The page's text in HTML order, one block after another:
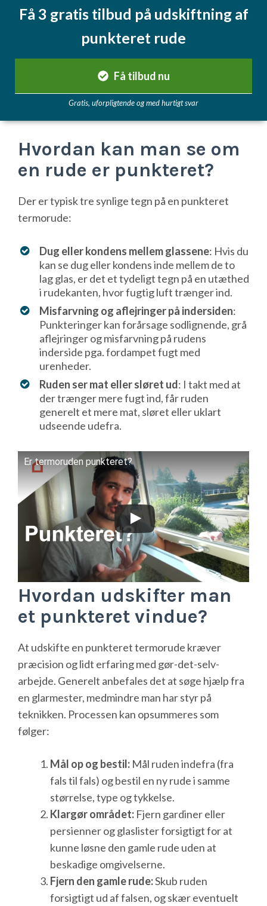
Få 3 gratis tilbud på udskiftning af
punkteret rude
Få tilbud nu
Gratis, uforpligtende og med hurtigt svar
Hvordan kan man se om
en rude er punkteret?
Der er typisk tre synlige tegn på en punkteret
termorude:
Dug eller kondens mellem glassene: Hvis du
kan se dug eller kondens inde mellem de to
lag glas, er det et tydeligt tegn på en utæthed
i rudekanten, hvor fugtig luft trænger ind.
Misfarvning og aflejringer på indersiden:
Punkteringer kan forårsage sodlignende, grå
aflejringer og misfarvning på rudens
inderside pga. fordampet fugt med
urenheder.
Ruden ser mat eller sløret ud: I takt med at
der trænger mere fugt ind, får ruden
generelt et mere mat, sløret eller uklart
udseende udefra.
Er termoruden punkteret?
Hvordan udskifter man
et punkteret vindue?
At udskifte en punkteret termorude kræver
præcision og lidt erfaring med gør-det-selv-
arbejde. Generelt anbefales det at søge hjælp fra
en glarmester, medmindre man har styr på
teknikken. Processen kan opsummeres som
følger:
Mål op og bestil: Mål ruden indefra (fra
fals til fals) og bestil en ny rude i samme
størrelse, type og tykkelse.
Klargør området: Fjern gardiner eller
persienner og glaslister forsigtigt for at
kunne løsne den gamle rude uden at
beskadige omgivelserne.
Fjern den gamle rude:Skub ruden
forsigtigt ud af falsen, og skær eventuelt